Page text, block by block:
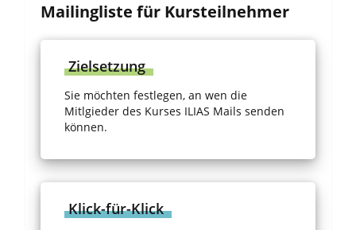
Mailingliste für Kursteilnehmer
Zielsetzung
Sie möchten festlegen, an wen die
Mitlgieder des Kurses ILIAS Mails senden
können.
Klick-für-Klick